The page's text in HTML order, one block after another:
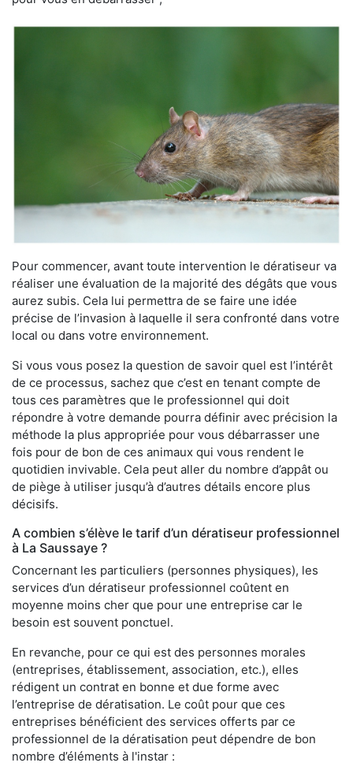
Pour commencer, avant toute intervention le dératiseur va
réaliser une évaluation de la majorité des dégâts que vous
aurez subis. Cela lui permettra de se faire une idée
précise de l’invasion à laquelle il sera confronté dans votre
local ou dans votre environnement.
Si vous vous posez la question de savoir quel est l’intérêt
de ce processus, sachez que c’est en tenant compte de
tous ces paramètres que le professionnel qui doit
répondre à votre demande pourra définir avec précision la
méthode la plus appropriée pour vous débarrasser une
fois pour de bon de ces animaux qui vous rendent le
quotidien invivable. Cela peut aller du nombre d’appât ou
de piège à utiliser jusqu’à d’autres détails encore plus
décisifs.
A combien s’élève le tarif d’un dératiseur professionnel
à La Saussaye ?
Concernant les particuliers (personnes physiques), les
services d’un dératiseur professionnel coûtent en
moyenne moins cher que pour une entreprise car le
besoin est souvent ponctuel.
En revanche, pour ce qui est des personnes morales
(entreprises, établissement, association, etc.), elles
rédigent un contrat en bonne et due forme avec
l’entreprise de dératisation. Le coût pour que ces
entreprises bénéficient des services offerts par ce
professionnel de la dératisation peut dépendre de bon
nombre d’éléments à l'instar :